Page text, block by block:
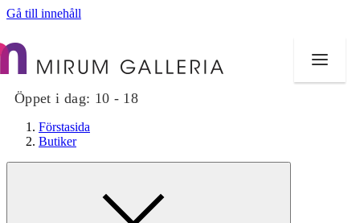
Gå till innehåll
Öppet i dag: 10 - 18
Förstasida
Butiker